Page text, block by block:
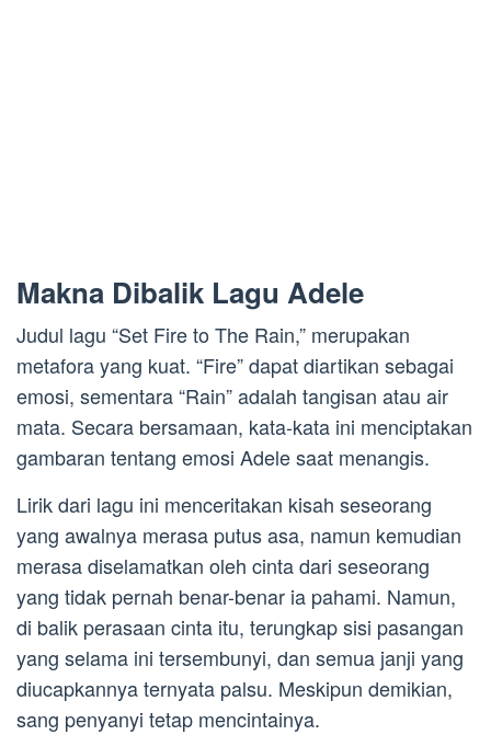
Makna Dibalik Lagu Adele
Judul lagu “Set Fire to The Rain,” merupakan
metafora yang kuat. “Fire” dapat diartikan sebagai
emosi, sementara “Rain” adalah tangisan atau air
mata. Secara bersamaan, kata-kata ini menciptakan
gambaran tentang emosi Adele saat menangis.
Lirik dari lagu ini menceritakan kisah seseorang
yang awalnya merasa putus asa, namun kemudian
merasa diselamatkan oleh cinta dari seseorang
yang tidak pernah benar-benar ia pahami. Namun,
di balik perasaan cinta itu, terungkap sisi pasangan
yang selama ini tersembunyi, dan semua janji yang
diucapkannya ternyata palsu. Meskipun demikian,
sang penyanyi tetap mencintainya.